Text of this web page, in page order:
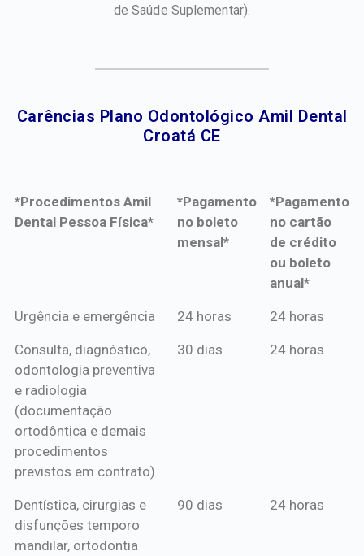
de Saúde Suplementar).
Carências Plano Odontológico Amil Dental
Croatá CE​
*Procedimentos Amil
Dental Pessoa Física*
*Pagamento
no boleto
mensal*
*Pagamento
no cartão
de crédito
ou boleto
anual*
*Procedimentos Amil
*Pagamento
mensal*
*Pagamento
de crédito
Urgência e emergência 24 horas 24 horas
Consulta, diagnóstico,
odontologia preventiva
e radiologia
(documentação
ortodôntica e demais
procedimentos
previstos em contrato)
30 dias 24 horas
Dentística, cirurgias e
disfunções temporo
mandilar, ortodontia
90 dias 24 horas